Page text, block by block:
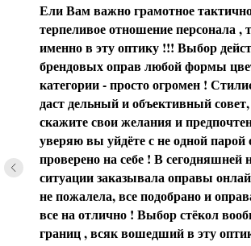
Ели Вам важно грамотное
терпеливое отношение персонала ,
именно в эту оптику !!! Выбор
брендовых оправ любой формы
категории - просто огромен !
даст дельный и объективный
скажите свои желания и
уверяю вы уйдёте с не одной парой
проверено на себе ! В сегодняшней
ситуации заказывала оправы
не пожалела, все подобрано и
все на отлично ! Выбор стёкол
границ , всяк вошедший в эту